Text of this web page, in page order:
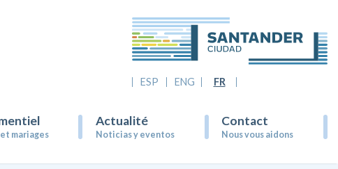
ESP ENG FR
mariages
Actualité
Noticias y eventos
Contact
Nous vous aidons